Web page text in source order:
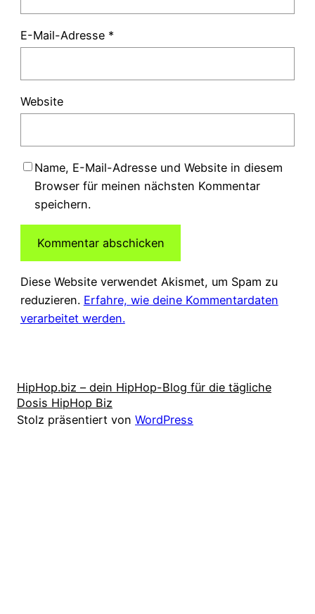
E-Mail-Adresse *
Website
Name, E-Mail-Adresse und Website in diesem
Browser für meinen nächsten Kommentar
speichern.
Diese Website verwendet Akismet, um Spam zu
reduzieren. Erfahre, wie deine Kommentardaten
verarbeitet werden.
HipHop.biz – dein HipHop-Blog für die tägliche
Dosis HipHop Biz
Stolz präsentiert von WordPress